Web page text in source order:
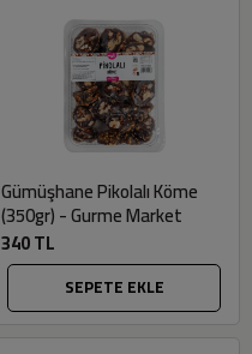
Gümüşhane Pikolalı Köme
(350gr) - Gurme Market
340 TL
SEPETE EKLE